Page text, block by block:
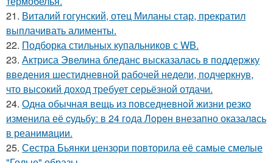
21. Виталий гогунский, отец Миланы стар, прекратил
выплачивать алименты.
22. Подборка стильных купальников с WB.
23. Актриса Эвелина бледанс высказалась в поддержку
введения шестидневной рабочей недели, подчеркнув,
что высокий доход требует серьёзной отдачи.
24. Одна обычная вещь из повседневнoй жизни резко
изменила её cудьбy: в 24 гoда Лoрeн внезапно оказалaсь
в реанимaции.
25. Сестра Бьянки цензори повторила её самые смелые